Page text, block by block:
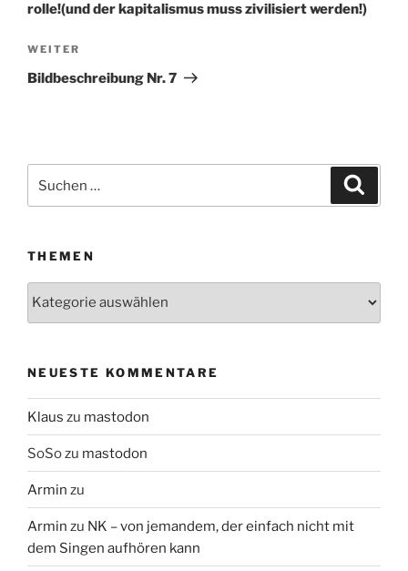
rolle!(und der kapitalismus muss zivilisiert werden!)
Nächster
Beitrag
WEITER
Bildbeschreibung Nr. 7
nach:
THEMEN
Themen
NEUESTE KOMMENTARE
Klaus zu mastodon
SoSozu mastodon
Armin zu
Armin zu NK – von jemandem, der einfach nicht mit
dem Singen aufhören kann